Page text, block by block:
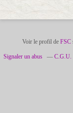
Voir le profil de FSC
Signaler un abus C.G.U.